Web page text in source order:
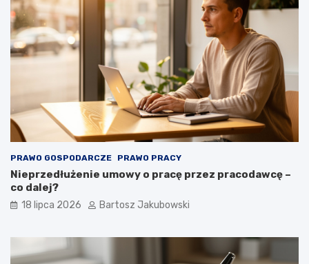
PRAWO GOSPODARCZE PRAWO PRACY
Nieprzedłużenie umowy o pracę przez pracodawcę –
co dalej?
18 lipca 2026 Bartosz Jakubowski